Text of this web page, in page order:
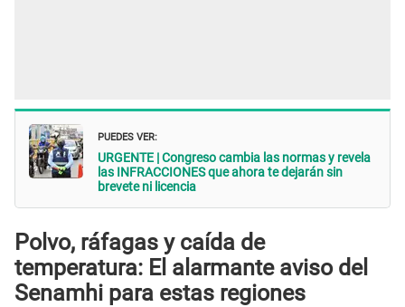
PUEDES VER:
URGENTE | Congreso cambia las normas y revela
las INFRACCIONES que ahora te dejarán sin
brevete ni licencia
Polvo, ráfagas y caída de
temperatura: El alarmante aviso del
Senamhi para estas regiones